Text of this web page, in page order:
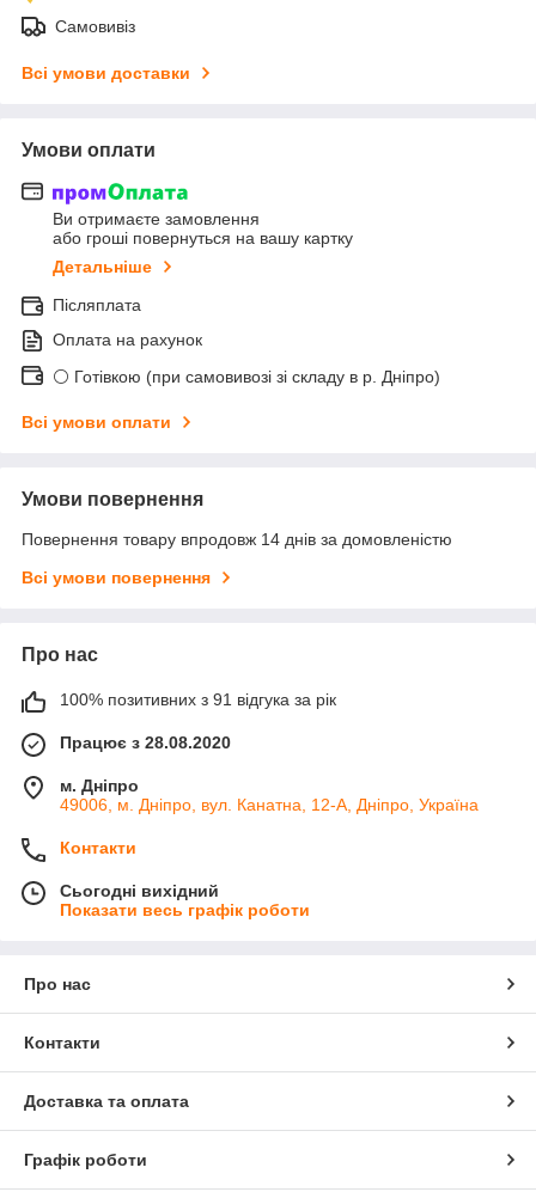
Самовивіз
Всі умови доставки
Умови оплати
Ви отримаєте замовлення
або гроші повернуться на вашу картку
Детальніше
Післяплата
Оплата на рахунок
⚪ Готівкою (при самовивозі зі складу в р. Дніпро)
Всі умови оплати
Умови повернення
Повернення товару впродовж 14 днів за домовленістю
Всі умови повернення
Про нас
100% позитивних з 91 відгука за рік
Працює з 28.08.2020
м. Дніпро
49006, м. Дніпро, вул. Канатна, 12-А, Дніпро, Україна
Контакти
Сьогодні вихідний
Показати весь графік роботи
Про нас
Контакти
Доставка та оплата
Графік роботи